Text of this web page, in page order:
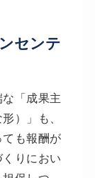
センテ
「成果主
）」も、
も報酬が
りにおい